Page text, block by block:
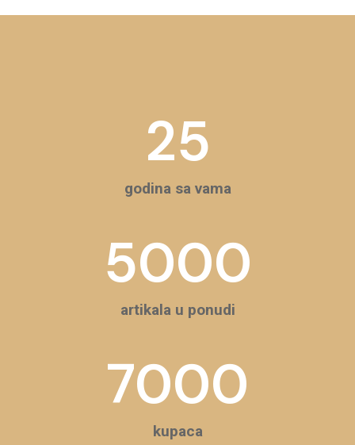
25
godina sa vama
5000
artikala u ponudi
7000
kupaca